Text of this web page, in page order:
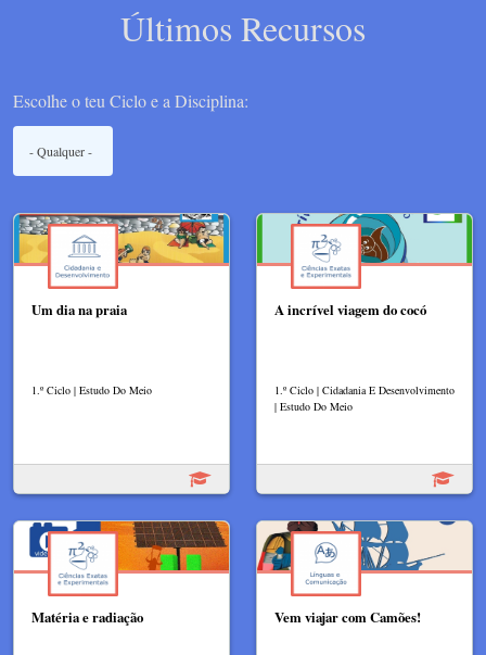
Últimos Recursos
Escolhe o teu Ciclo e a Disciplina:
Um dia na praia
1.º Ciclo | Estudo Do Meio
A incrível viagem do cocó
1.º Ciclo | Cidadania E Desenvolvimento
| Estudo Do Meio
Matéria e radiação Vem viajar com Camões!